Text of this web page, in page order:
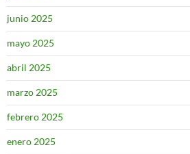
junio 2025
mayo 2025
abril 2025
marzo 2025
febrero 2025
enero 2025